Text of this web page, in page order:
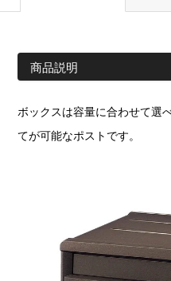
商品説明
ボックスは容量に合わせて選
てが可能なポストです。